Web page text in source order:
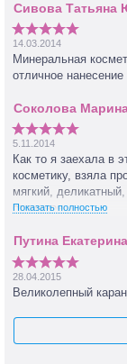
14.03.2014
Минеральная
отличное нанесение
5.11.2014
Как то я заехала в
косметику, взяла
мягкий,
отличное
Показать полностью
28.04.2015
Великолепный